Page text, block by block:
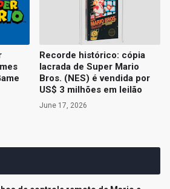
Recorde histórico: cópia
lacrada de Super Mario
Bros. (NES) é vendida por
US$ 3 milhões em leilão
June 17, 2026